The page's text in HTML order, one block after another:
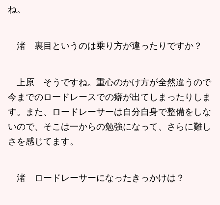
ね。
渚 裏目というのは乗り方が違ったりですか？
上原 そうですね。重心のかけ方が全然違うので
今までのロードレースでの癖が出てしまったりしま
す。また、ロードレーサーは自分自身で整備をしな
いので、そこは一からの勉強になって、さらに難し
さを感じてます。
渚 ロードレーサーになったきっかけは？